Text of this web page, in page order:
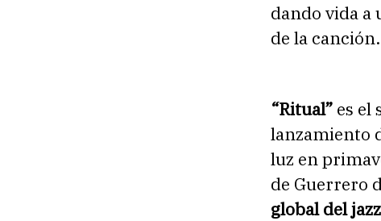
dando vida
de la canción.
“Ritual” es el
lanzamiento
luz en
de Guerrero
global del jazz